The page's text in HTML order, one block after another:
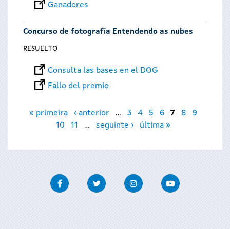
Ganadores
Concurso de fotografía Entendendo as nubes
RESUELTO
Consulta las bases en el DOG
Fallo del premio
Páginas
« primeira ‹ anterior … 3 4 5 6 7 8
9
10
11 … seguinte › última »
FacebookTwitter InstagramYoutube